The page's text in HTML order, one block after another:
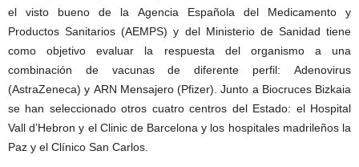
el visto bueno de la Agencia Española del Medicamento y
Productos Sanitarios (AEMPS) y del Ministerio de Sanidad tiene
como objetivo evaluar la respuesta del organismo a una
combinación de vacunas de diferente perfil: Adenovirus
(AstraZeneca) y ARN Mensajero (Pfizer). Junto a Biocruces Bizkaia
se han seleccionado otros cuatro centros del Estado: el Hospital
Vall d’Hebron y el Clinic de Barcelona y los hospitales madrileños la
Paz y el Clínico San Carlos.